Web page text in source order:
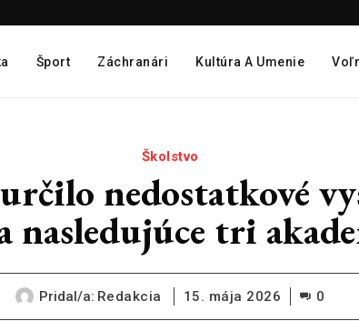
Šport Záchranári Kultúra A Umenie
Školstvo
nedostatkové
nasledujúce tri
Pridal/a: Redakcia 15. mája 2026 0